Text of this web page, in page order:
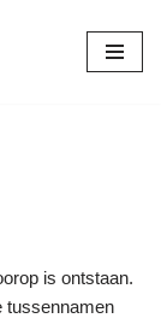
is ontstaan.
tussennamen